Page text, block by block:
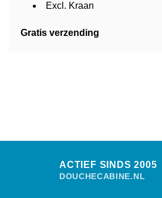
Excl. Kraan
Gratis verzending
ACTIEF SINDS 2005
DOUCHECABINE.NL